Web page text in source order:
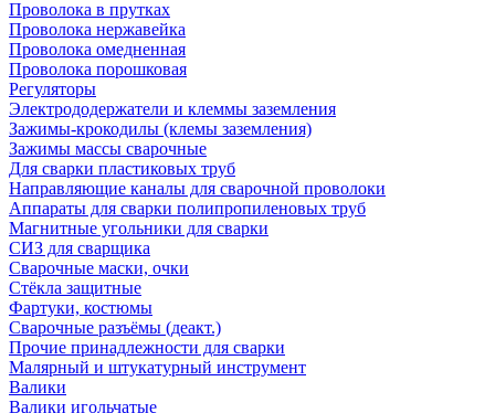
Проволока в прутках
Проволока нержавейка
Проволока омедненная
Проволока порошковая
Регуляторы
Электрододержатели и клеммы заземления
Зажимы-крокодилы (клемы заземления)
Зажимы массы сварочные
Для сварки пластиковых труб
Направляющие каналы для сварочной проволоки
Аппараты для сварки полипропиленовых труб
Магнитные угольники для сварки
СИЗ для сварщика
Сварочные маски, очки
Стёкла защитные
Фартуки, костюмы
Сварочные разъёмы (деакт.)
Прочие принадлежности для сварки
Малярный и штукатурный инструмент
Валики
Валики игольчатые